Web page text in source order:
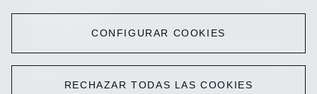
Seltos
Carens
Nueva Carens
Accesorios
Mantenciones
Contáctanos
Derechos del consumidor
MyKia APP
CONFIGURAR COOKIES
RECHAZAR TODAS LAS COOKIES